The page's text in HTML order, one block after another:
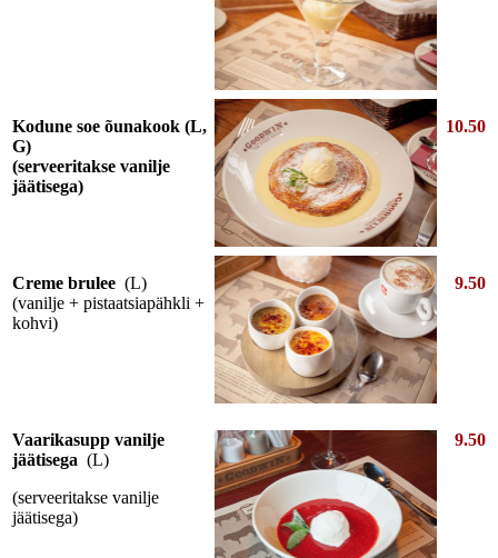
Kodune soe õunakook (L,
G)
(serveeritakse vanilje
jäätisega)
10.50
Creme brulee (L)
(vanilje + pistaatsiapähkli +
kohvi)
9.50
Vaarikasupp vanilje
jäätisega (L)
(serveeritakse vanilje
jäätisega)
9.50